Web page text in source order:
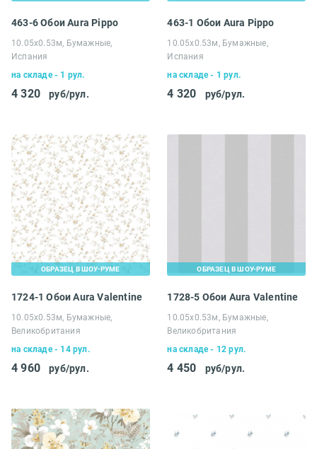
463-6 Обои Aura Pippo
10.05х0.53м, Бумажные,
Испания
на складе - 1 рул.
4 320 руб/рул.
463-1 Обои Aura Pippo
10.05х0.53м, Бумажные,
Испания
на складе - 1 рул.
4 320 руб/рул.
ОБРАЗЕЦ В ШОУ-РУМЕ
1724-1 Обои Aura Valentine
10.05х0.53м, Бумажные,
Великобритания
на складе - 14 рул.
4 960 руб/рул.
ОБРАЗЕЦ В ШОУ-РУМЕ
1728-5 Обои Aura Valentine
10.05х0.53м, Бумажные,
Великобритания
на складе - 12 рул.
4 450 руб/рул.